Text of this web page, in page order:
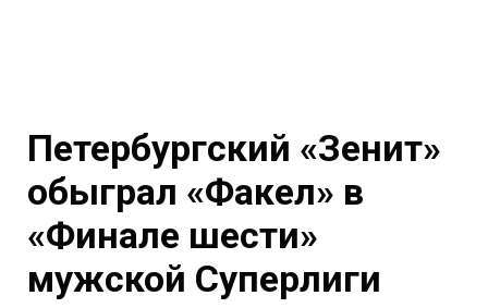
Петербургский «Зенит»
обыграл «Факел» в
«Финале шести»
мужской Суперлиги